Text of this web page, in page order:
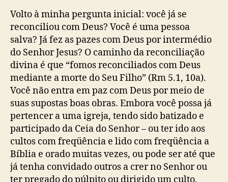
Volto à minha pergunta inicial: você já se
reconciliou com Deus? Você é uma pessoa
salva? Já fez as pazes com Deus por intermédio
do Senhor Jesus? O caminho da reconciliação
divina é que “fomos reconciliados com Deus
mediante a morte do Seu Filho” (Rm 5.1, 10a).
Você não entra em paz com Deus por meio de
suas supostas boas obras. Embora você possa já
pertencer a uma igreja, tendo sido batizado e
participado da Ceia do Senhor – ou ter ido aos
cultos com freqüência e lido com freqüência a
Bíblia e orado muitas vezes, ou pode ser até que
já tenha convidado outros a crer no Senhor ou